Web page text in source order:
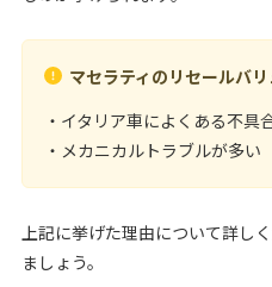
マセラティのリセールバ
・イタリア車によくある不具
・メカニカルトラブルが多い
上記に挙げた理由について詳し
ましょう。